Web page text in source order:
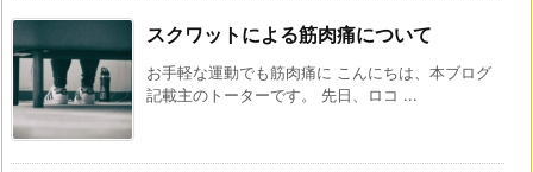
スクワットによる筋肉痛について
お手軽な運動でも筋肉痛に こんにちは、本ブログ
記載主のトーターです。 先日、ロコ ...